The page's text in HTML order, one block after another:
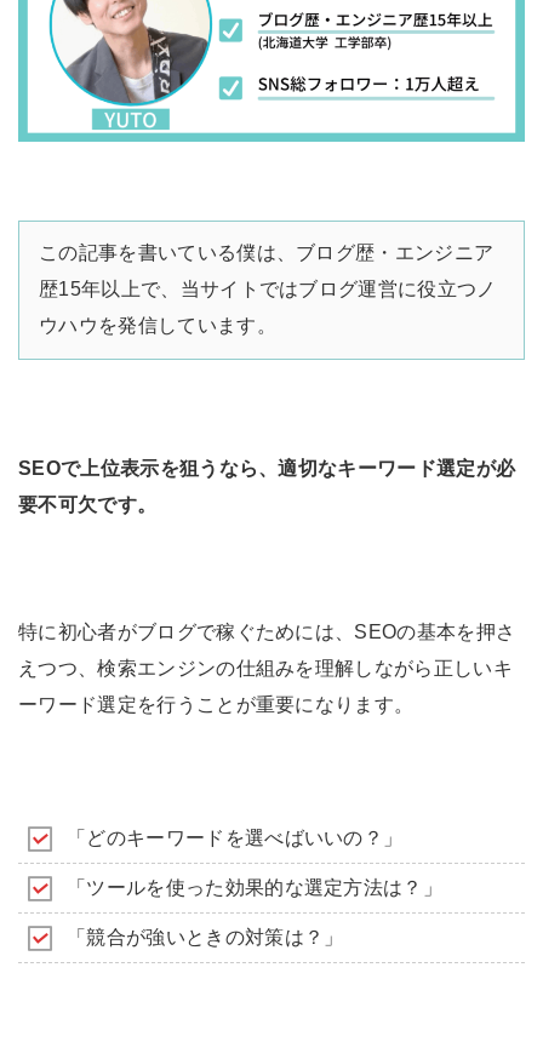
この記事を書いている僕は、ブログ歴・エンジニア
歴15年以上で、当サイトではブログ運営に役立つノ
ウハウを発信しています。
SEOで上位表示を狙うなら、適切なキーワード選定が必
要不可欠です。
特に初心者がブログで稼ぐためには、SEOの基本を押さ
えつつ、検索エンジンの仕組みを理解しながら正しいキ
ーワード選定を行うことが重要になります。
「どのキーワードを選べばいいの？」
「ツールを使った効果的な選定方法は？」
「競合が強いときの対策は？」